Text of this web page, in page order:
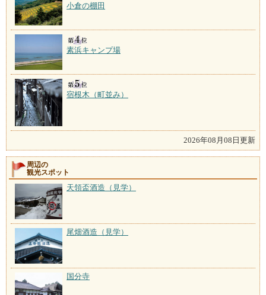
小倉の棚田
素浜キャンプ場
宿根木（町並み）
2026年08月08日更新
周辺の
観光スポット
天領盃酒造（見学）
尾畑酒造（見学）
国分寺